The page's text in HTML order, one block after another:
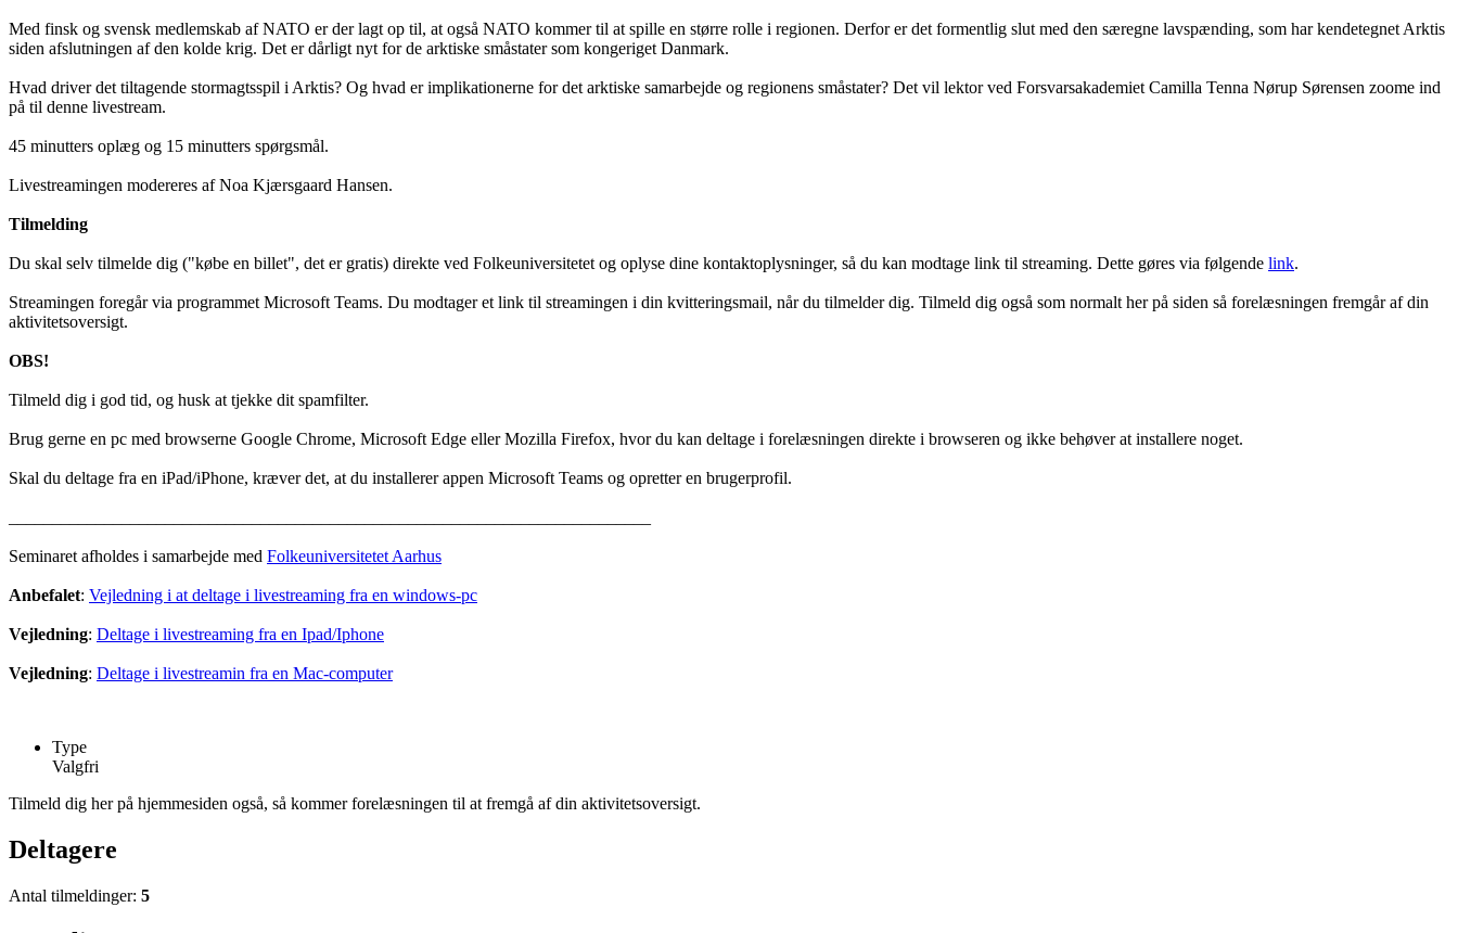
Med finsk og svensk medlemskab af NATO er der lagt op til, at også NATO kommer til at spille en større rolle i regionen. Derfor er det formentlig slut med den særegne lavspænding, som har kendetegnet Arktis
siden afslutningen af den kolde krig. Det er dårligt nyt for de arktiske småstater som kongeriget Danmark.
Hvad driver det tiltagende stormagtsspil i Arktis? Og hvad er implikationerne for det arktiske samarbejde og regionens småstater? Det vil lektor ved Forsvarsakademiet Camilla Tenna Nørup Sørensen zoome ind
på til denne livestream.
45 minutters oplæg og 15 minutters spørgsmål.
Livestreamingen modereres af Noa Kjærsgaard Hansen.
Tilmelding
Du skal selv tilmelde dig ("købe en billet", det er gratis) direkte ved Folkeuniversitetet og oplyse dine kontaktoplysninger, så du kan modtage link til streaming. Dette gøres via følgende link.
Streamingen foregår via programmet Microsoft Teams. Du modtager et link til streamingen i din kvitteringsmail, når du tilmelder dig. Tilmeld dig også som normalt her på siden så forelæsningen fremgår af din
aktivitetsoversigt.
OBS!
Tilmeld dig i god tid, og husk at tjekke dit spamfilter.
Brug gerne en pc med browserne Google Chrome, Microsoft Edge eller Mozilla Firefox, hvor du kan deltage i forelæsningen direkte i browseren og ikke behøver at installere noget.
Skal du deltage fra en iPad/iPhone, kræver det, at du installerer appen Microsoft Teams og opretter en brugerprofil.
Seminaret afholdes i samarbejde med Folkeuniversitetet Aarhus
Anbefalet: Vejledning i at deltage i livestreaming fra en windows-pc
Vejledning: Deltage i livestreaming fra en Ipad/Iphone
Vejledning: Deltage i livestreamin fra en Mac-computer
Type
Valgfri
Tilmeld dig her på hjemmesiden også, så kommer forelæsningen til at fremgå af din aktivitetsoversigt.
Deltagere
Antal tilmeldinger: 5